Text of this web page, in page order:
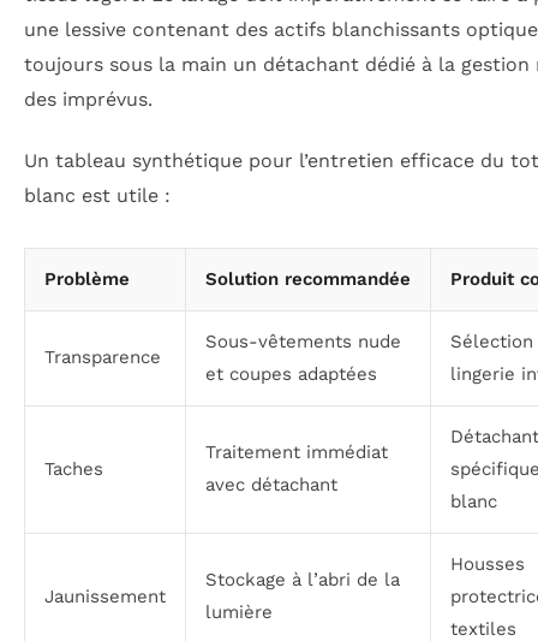
une lessive contenant des actifs blanchissants
toujours sous la main un détachant dédié à la gestion
des imprévus.
Un tableau synthétique pour l’entretien efficace du
blanc est utile :
Problème Solution recommandée Produit
Transparence
Sous-vêtements nude
et coupes adaptées
Sélection
lingerie
Taches
Traitement immédiat
avec détachant
Détachant
blanc
Jaunissement
Stockage à l’abri de la
lumière
Housses
textiles